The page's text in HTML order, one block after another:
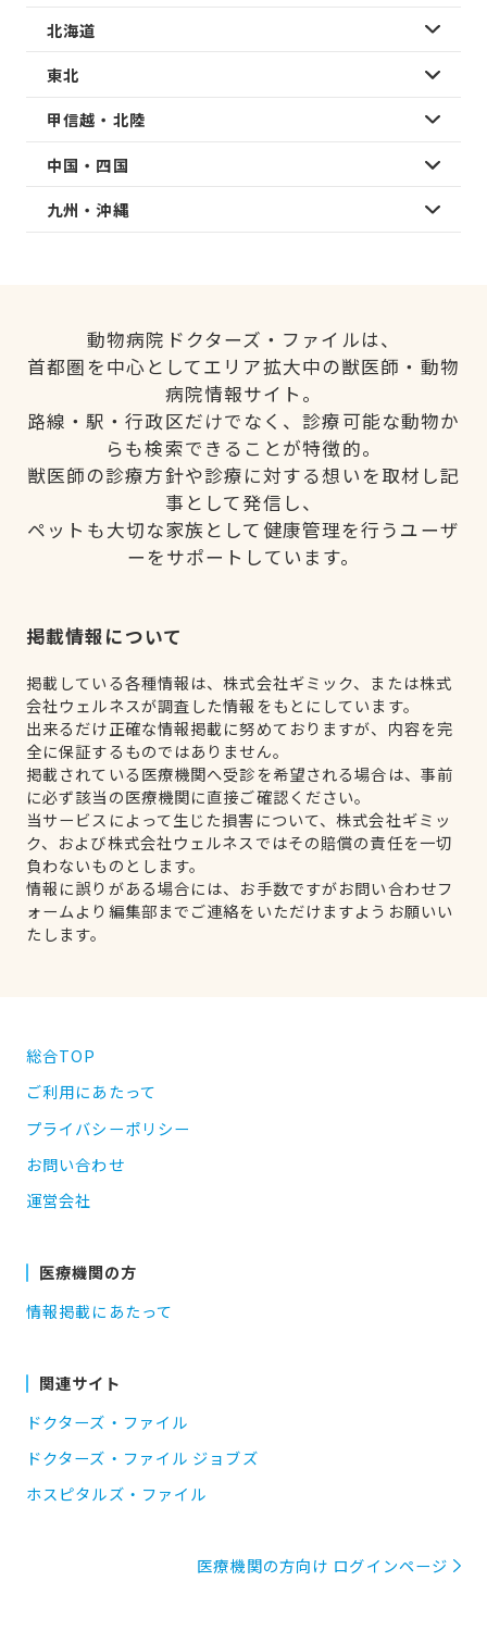
北海道
東北
甲信越・北陸
中国・四国
九州・沖縄
動物病院ドクターズ・ファイルは、
首都圏を中心としてエリア拡大中の獣医師・動物
病院情報サイト。
路線・駅・行政区だけでなく、診療可能な動物か
らも検索できることが特徴的。
獣医師の診療方針や診療に対する想いを取材し記
事として発信し、
ペットも大切な家族として健康管理を行うユーザ
ーをサポートしています。
掲載情報について
掲載している各種情報は、株式会社ギミック、または株式
会社ウェルネスが調査した情報をもとにしています。
出来るだけ正確な情報掲載に努めておりますが、内容を完
全に保証するものではありません。
掲載されている医療機関へ受診を希望される場合は、事前
に必ず該当の医療機関に直接ご確認ください。
当サービスによって生じた損害について、株式会社ギミッ
ク、および株式会社ウェルネスではその賠償の責任を一切
負わないものとします。
情報に誤りがある場合には、お手数ですがお問い合わせフ
ォームより編集部までご連絡をいただけますようお願いい
たします。
総合TOP
ご利用にあたって
プライバシーポリシー
お問い合わせ
運営会社
医療機関の方
情報掲載にあたって
関連サイト
ドクターズ・ファイル
ドクターズ・ファイル ジョブズ
ホスピタルズ・ファイル
医療機関の方向け ログインページ